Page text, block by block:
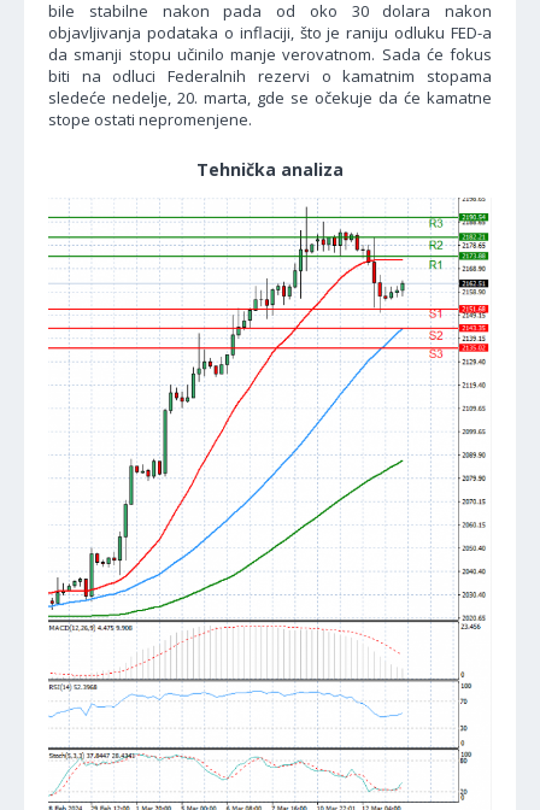
bile stabilne nakon pada od oko 30 dolara nakon
objavljivanja podataka o inflaciji, što je raniju odluku FED-a
da smanji stopu učinilo manje verovatnom. Sada će fokus
biti na odluci Federalnih rezervi o kamatnim stopama
sledeće nedelje, 20. marta, gde se očekuje da će kamatne
stope ostati nepromenjene.
Tehnička analiza